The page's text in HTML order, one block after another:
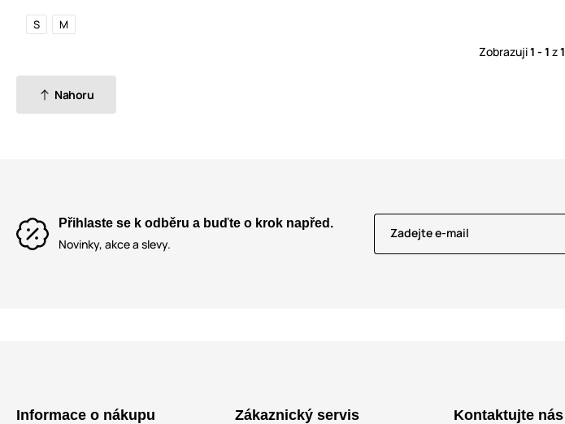
S M
Nahoru
Zobrazuji1 - 1 z1
Přihlaste se k odběru a buďte o krok napřed.
Novinky, akce a slevy.
Zadejte e-mail
Informace o nákupu Zákaznický servis Kontaktujte nás